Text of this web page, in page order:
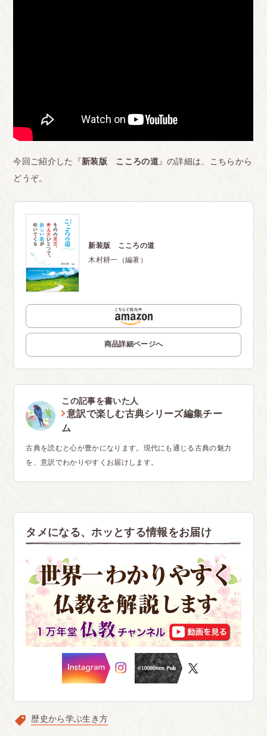
今回ご紹介した『新装版 こころの道』の詳細は、こちらから
どうぞ。
新装版 こころの道
木村耕一（編著）
商品詳細ページへ
この記事を書いた人
意訳で楽しむ古典シリーズ編集チー
ム
古典を読むと心が豊かになります。現代にも通じる古典の魅力
を、意訳でわかりやすくお届けします。
タメになる、ホッとする情報をお届け
歴史から学ぶ生き方